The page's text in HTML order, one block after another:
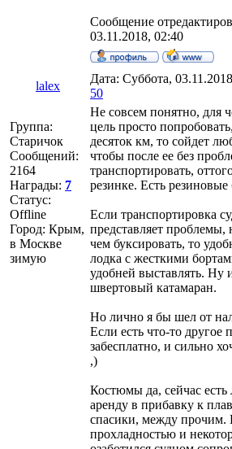
Сообщение
03.11.2018, 02:40
lalex
Дата: Суббота,
50
Группа:
Старичок
Сообщений:
2164
Награды: 7
Статус:
Offline
Город: Крым,
в Москве
зимую
Не совсем понятно, для
цель просто
десяток км, то сойдет
чтобы после ее без
транспортировать,
резинке. Есть
Если транспортировка
представляет проблемы,
чем буксировать, то
лодка с жесткими
удобней выставлять. Ну
швертовый катамаран.
Но лично я бы шел от
Если есть что-то другое
забесплатно, и сильно
,)
Костюмы да, сейчас
аренду в прибавку к
спасики, между прочим.
прохладностью и